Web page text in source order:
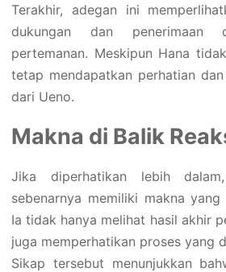
Terakhir, adegan ini
dukungan dan penerimaan
pertemanan. Meskipun Hana
tetap mendapatkan perhatian
dari Ueno.
Makna di Balik
Jika diperhatikan lebih
sebenarnya memiliki makna
Ia tidak hanya melihat hasil akhir
juga memperhatikan proses yang
Sikap tersebut menunjukkan